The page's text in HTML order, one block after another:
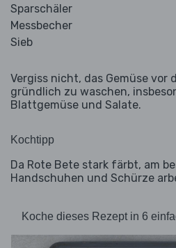
Sparschäler
Messbecher
Sieb
Vergiss nicht, das Gemüse vor
gründlich zu waschen,
Blattgemüse und Salate.
Kochtipp
Da Rote Bete stark färbt, am
Handschuhen und Schürze
Koche dieses Rezept in 6